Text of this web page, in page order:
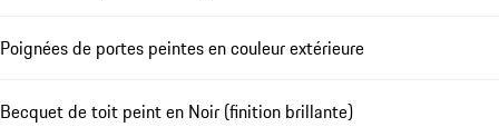
Poignées de portes peintes en couleur extérieure
Becquet de toit peint en Noir (finition brillante)